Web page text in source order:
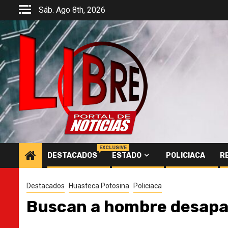
Saltar
contenido
Sáb. Ago 8th, 2026
DESTACADOS
EXCLUSIVE
ESTADO POLICIACA
Destacados Huasteca Potosina Policiaca
Buscan a hombre